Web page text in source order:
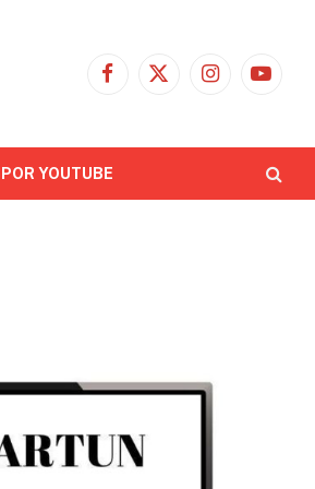
Facebook
X
Instagram
YOUTUBE